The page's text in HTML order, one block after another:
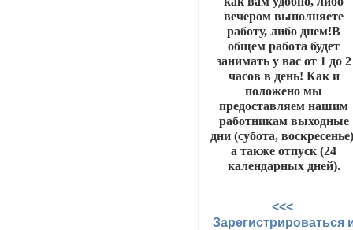
вечером выполняете
работу, либо днем!В
общем работа будет
занимать у вас от 1 до 2
часов в день! Как и
положено мы
предоставляем нашим
работникам выходные
дни (субота,
а также отпуск (24
календарных дней).
<<<
Зарегистрироваться